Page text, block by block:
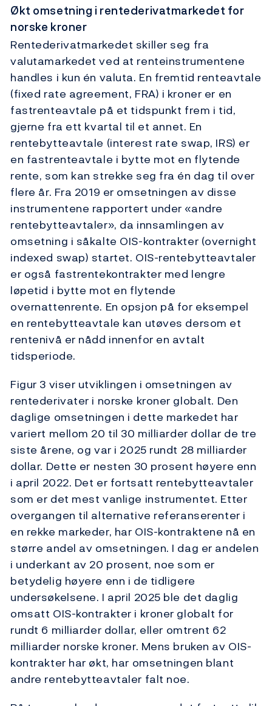
Økt omsetning i rentederivatmarkedet for
norske kroner
Rentederivatmarkedet skiller seg fra
valutamarkedet ved at renteinstrumentene
handles i kun én valuta. En fremtid renteavtale
(fixed rate agreement, FRA) i kroner er en
fastrenteavtale på et tidspunkt frem i tid,
gjerne fra ett kvartal til et annet. En
rentebytteavtale (interest rate swap, IRS) er
en fastrenteavtale i bytte mot en flytende
rente, som kan strekke seg fra én dag til over
flere år. Fra 2019 er omsetningen av disse
instrumentene rapportert under «andre
rentebytteavtaler», da innsamlingen av
omsetning i såkalte OIS-kontrakter (overnight
indexed swap) startet. OIS-rentebytteavtaler
er også fastrentekontrakter med lengre
løpetid i bytte mot en flytende
overnattenrente. En opsjon på for eksempel
en rentebytteavtale kan utøves dersom et
rentenivå er nådd innenfor en avtalt
tidsperiode.
Figur 3 viser utviklingen i omsetningen av
rentederivater i norske kroner globalt. Den
daglige omsetningen i dette markedet har
variert mellom 20 til 30 milliarder dollar de tre
siste årene, og var i 2025 rundt 28 milliarder
dollar. Dette er nesten 30 prosent høyere enn
i april 2022. Det er fortsatt rentebytteavtaler
som er det mest vanlige instrumentet. Etter
overgangen til alternative referanserenter i
en rekke markeder, har OIS-kontraktene nå en
større andel av omsetningen. I dag er andelen
i underkant av 20 prosent, noe som er
betydelig høyere enn i de tidligere
undersøkelsene. I april 2025 ble det daglig
omsatt OIS-kontrakter i kroner globalt for
rundt 6 milliarder dollar, eller omtrent 62
milliarder norske kroner. Mens bruken av OIS-
kontrakter har økt, har omsetningen blant
andre rentebytteavtaler falt noe.